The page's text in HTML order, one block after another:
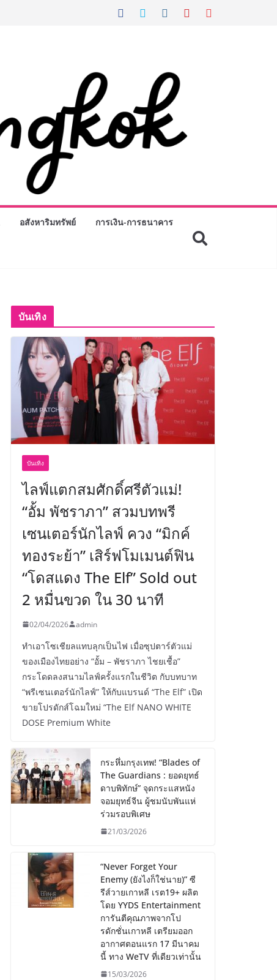
อสังหาริมทรัพย์ การเงิน-การธนาคาร
บันเทิง
บันเทิง
ไลฟ์แตกสมศักดิ์ศรีตัวแม่!
“อั้ม พัชราภา” สวมบทพรี
เซนเตอร์นักไลฟ์ ควง “มิกค์
ทองระย้า” เสิร์ฟโมเมนต์ฟิน
“โดสแดง The Elf” Sold out
2 หมื่นขวด ใน 30 นาที
02/04/2026 admin
ทำเอาโซเชียลแทบลุกเป็นไฟ เมื่อซุปตาร์ตัวแม่
ของเมืองไทยอย่าง “อั้ม – พัชราภา ไชยเชื้อ”
กระโดดลงสนามไลฟ์ครั้งแรกในชีวิต กับบทบาท
“พรีเซนเตอร์นักไลฟ์” ให้กับแบรนด์ “The Elf” เปิด
ขายโปรดักส์โฉมใหม่ “The Elf NANO WHITE
DOSE Premium White
กระหึ่มกรุงเทพ! “Blades of
The Guardians : ยอดยุทธ์
ดาบพิทักษ์” จุดกระแสหนัง
จอมยุทธ์จีน ผู้ชมนับพันแห่
ร่วมรอบพิเศษ
21/03/2026
“Never Forget Your
Enemy (ยังไงก็ใช่นาย)” ซี
รีส์วายเกาหลี เรต19+ ผลิต
โดย YYDS Entertainment
การันตีคุณภาพจากโป
รดักชั่นเกาหลี เตรียมออก
อากาศตอนแรก 17 มีนาคม
นี้ ทาง WeTV ที่เดียวเท่านั้น
15/03/2026